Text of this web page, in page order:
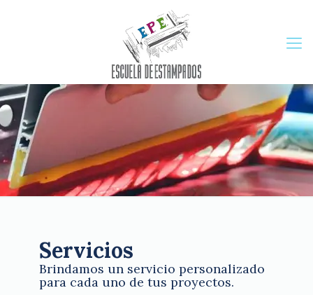
Servicios
Brindamos un servicio personalizado
para cada uno de tus proyectos.